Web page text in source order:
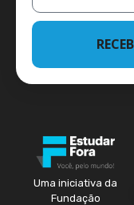
Uma iniciativa da
Fundação